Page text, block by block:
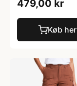
479,00 kr
Køb her